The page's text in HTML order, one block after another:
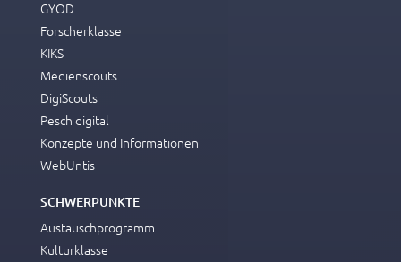
GYOD
Forscherklasse
KIKS
Medienscouts
DigiScouts
Pesch digital
Konzepte und Informationen
WebUntis
SCHWERPUNKTE
Austauschprogramm
Kulturklasse